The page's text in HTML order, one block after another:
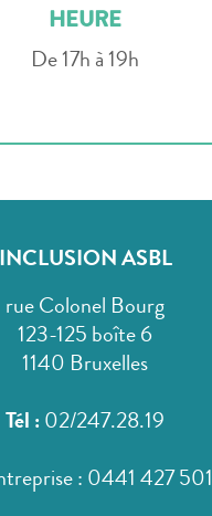
HEURE
De 17h à 19h
INCLUSION ASBL
rue Colonel Bourg
123-125 boîte 6
1140 Bruxelles
Tél : 02/247.28.19
: 0441 427 501